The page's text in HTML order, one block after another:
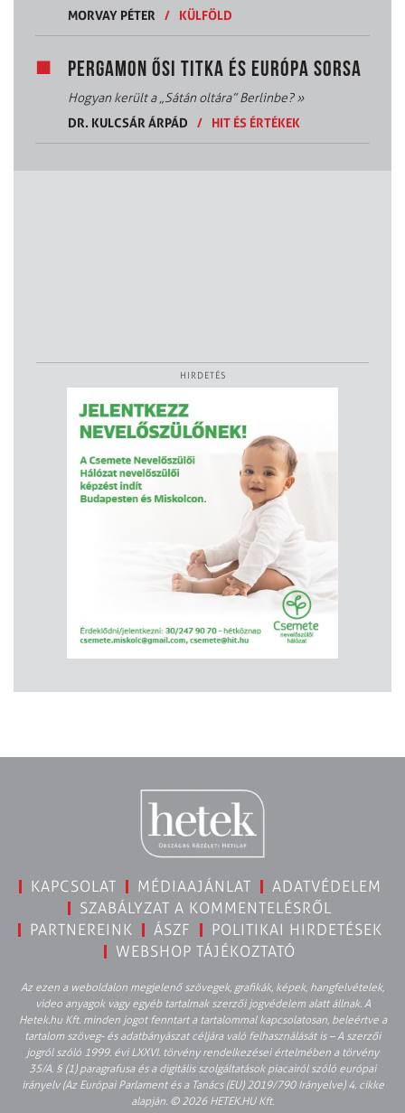
MORVAY PÉTER
/ KÜLFÖLD
PERGAMON ŐSI TITKA ÉS EURÓPA SORSA
Hogyan került a „Sátán oltára” Berlinbe?»
DR. KULCSÁR ÁRPÁD
/ HIT ÉS ÉRTÉKEK
HIRDETÉS
KAPCSOLAT MÉDIAAJÁNLAT
ADATVÉDELEM
SZABÁLYZAT A KOMMENTELÉSRŐL
PARTNEREINK
ÁSZF
POLITIKAI HIRDETÉSEK
WEBSHOP TÁJÉKOZTATÓ
Az ezen a weboldalon megjelenő szövegek, grafikák, képek, hangfelvételek,
video anyagok vagy egyéb tartalmak szerzői jogvédelem alatt állnak. A
Hetek.hu Kft. minden jogot fenntart a tartalommal kapcsolatosan, beleértve a
tartalom szöveg- és adatbányászat céljára való felhasználását is – A szerzői
jogról szóló 1999. évi LXXVI. törvény rendelkezései értelmében a törvény
35/A. § (1) paragrafusa és a digitális szolgáltatások piacairól szóló európai
irányelv (Az Európai Parlament és a Tanács (EU) 2019/790 Irányelve) 4. cikke
alapján. © 2026 HETEK.HU Kft.